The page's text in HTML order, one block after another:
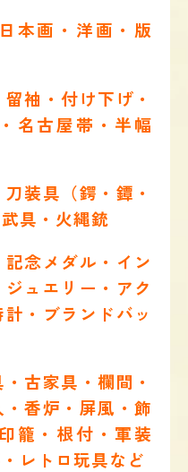
本画・洋画・版
袖・付け下げ・
名古屋帯・半幅
装具（鍔・鐔・
具・火縄銃
念メダル・イン
ュエリー・アク
・ブランドバッ
古家具・欄間・
香炉・屏風・飾
籠・根付・軍装
レトロ玩具など